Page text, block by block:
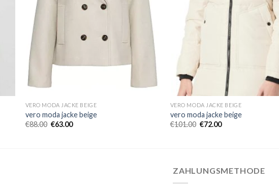
VERO MODA JACKE BEIGE
vero moda jacke beige
€88.00 €63.00
VERO MODA JACKE BEIGE
vero moda jacke beige
€101.00 €72.00
ZAHLUNGSMETHODE